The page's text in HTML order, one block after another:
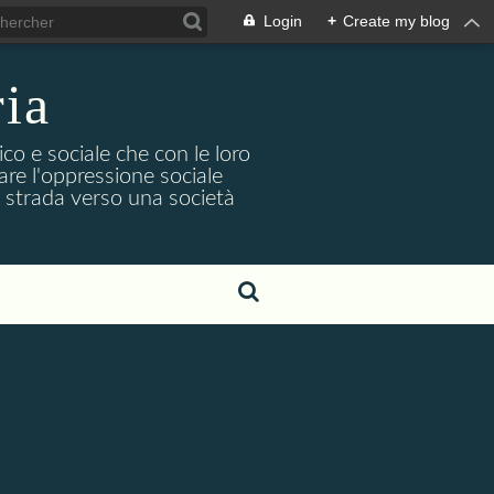
Login + Create my blog
e sociale che con le loro
l'oppressione sociale
verso una società